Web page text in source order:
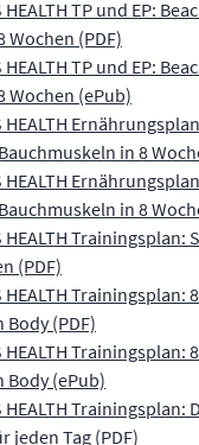
HEALTH TP und EP:
Wochen (PDF)
HEALTH TP und EP:
Wochen (ePub)
HEALTH
in 8
HEALTH
in 8
HEALTH Trainingsplan:
(PDF)
HEALTH Trainingsplan:
Body (PDF)
HEALTH Trainingsplan:
Body (ePub)
HEALTH Trainingsplan:
jeden Tag (PDF)